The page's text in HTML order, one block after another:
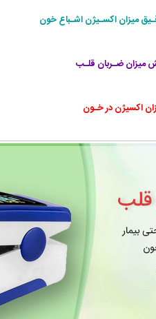
میزان اکسـیژن اشـباع خون
میزان ضـربان قلـب
اکسیژن در خـون